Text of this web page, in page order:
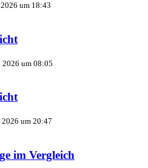
um 18:43
2026 um 08:05
um 20:47
im Vergleich